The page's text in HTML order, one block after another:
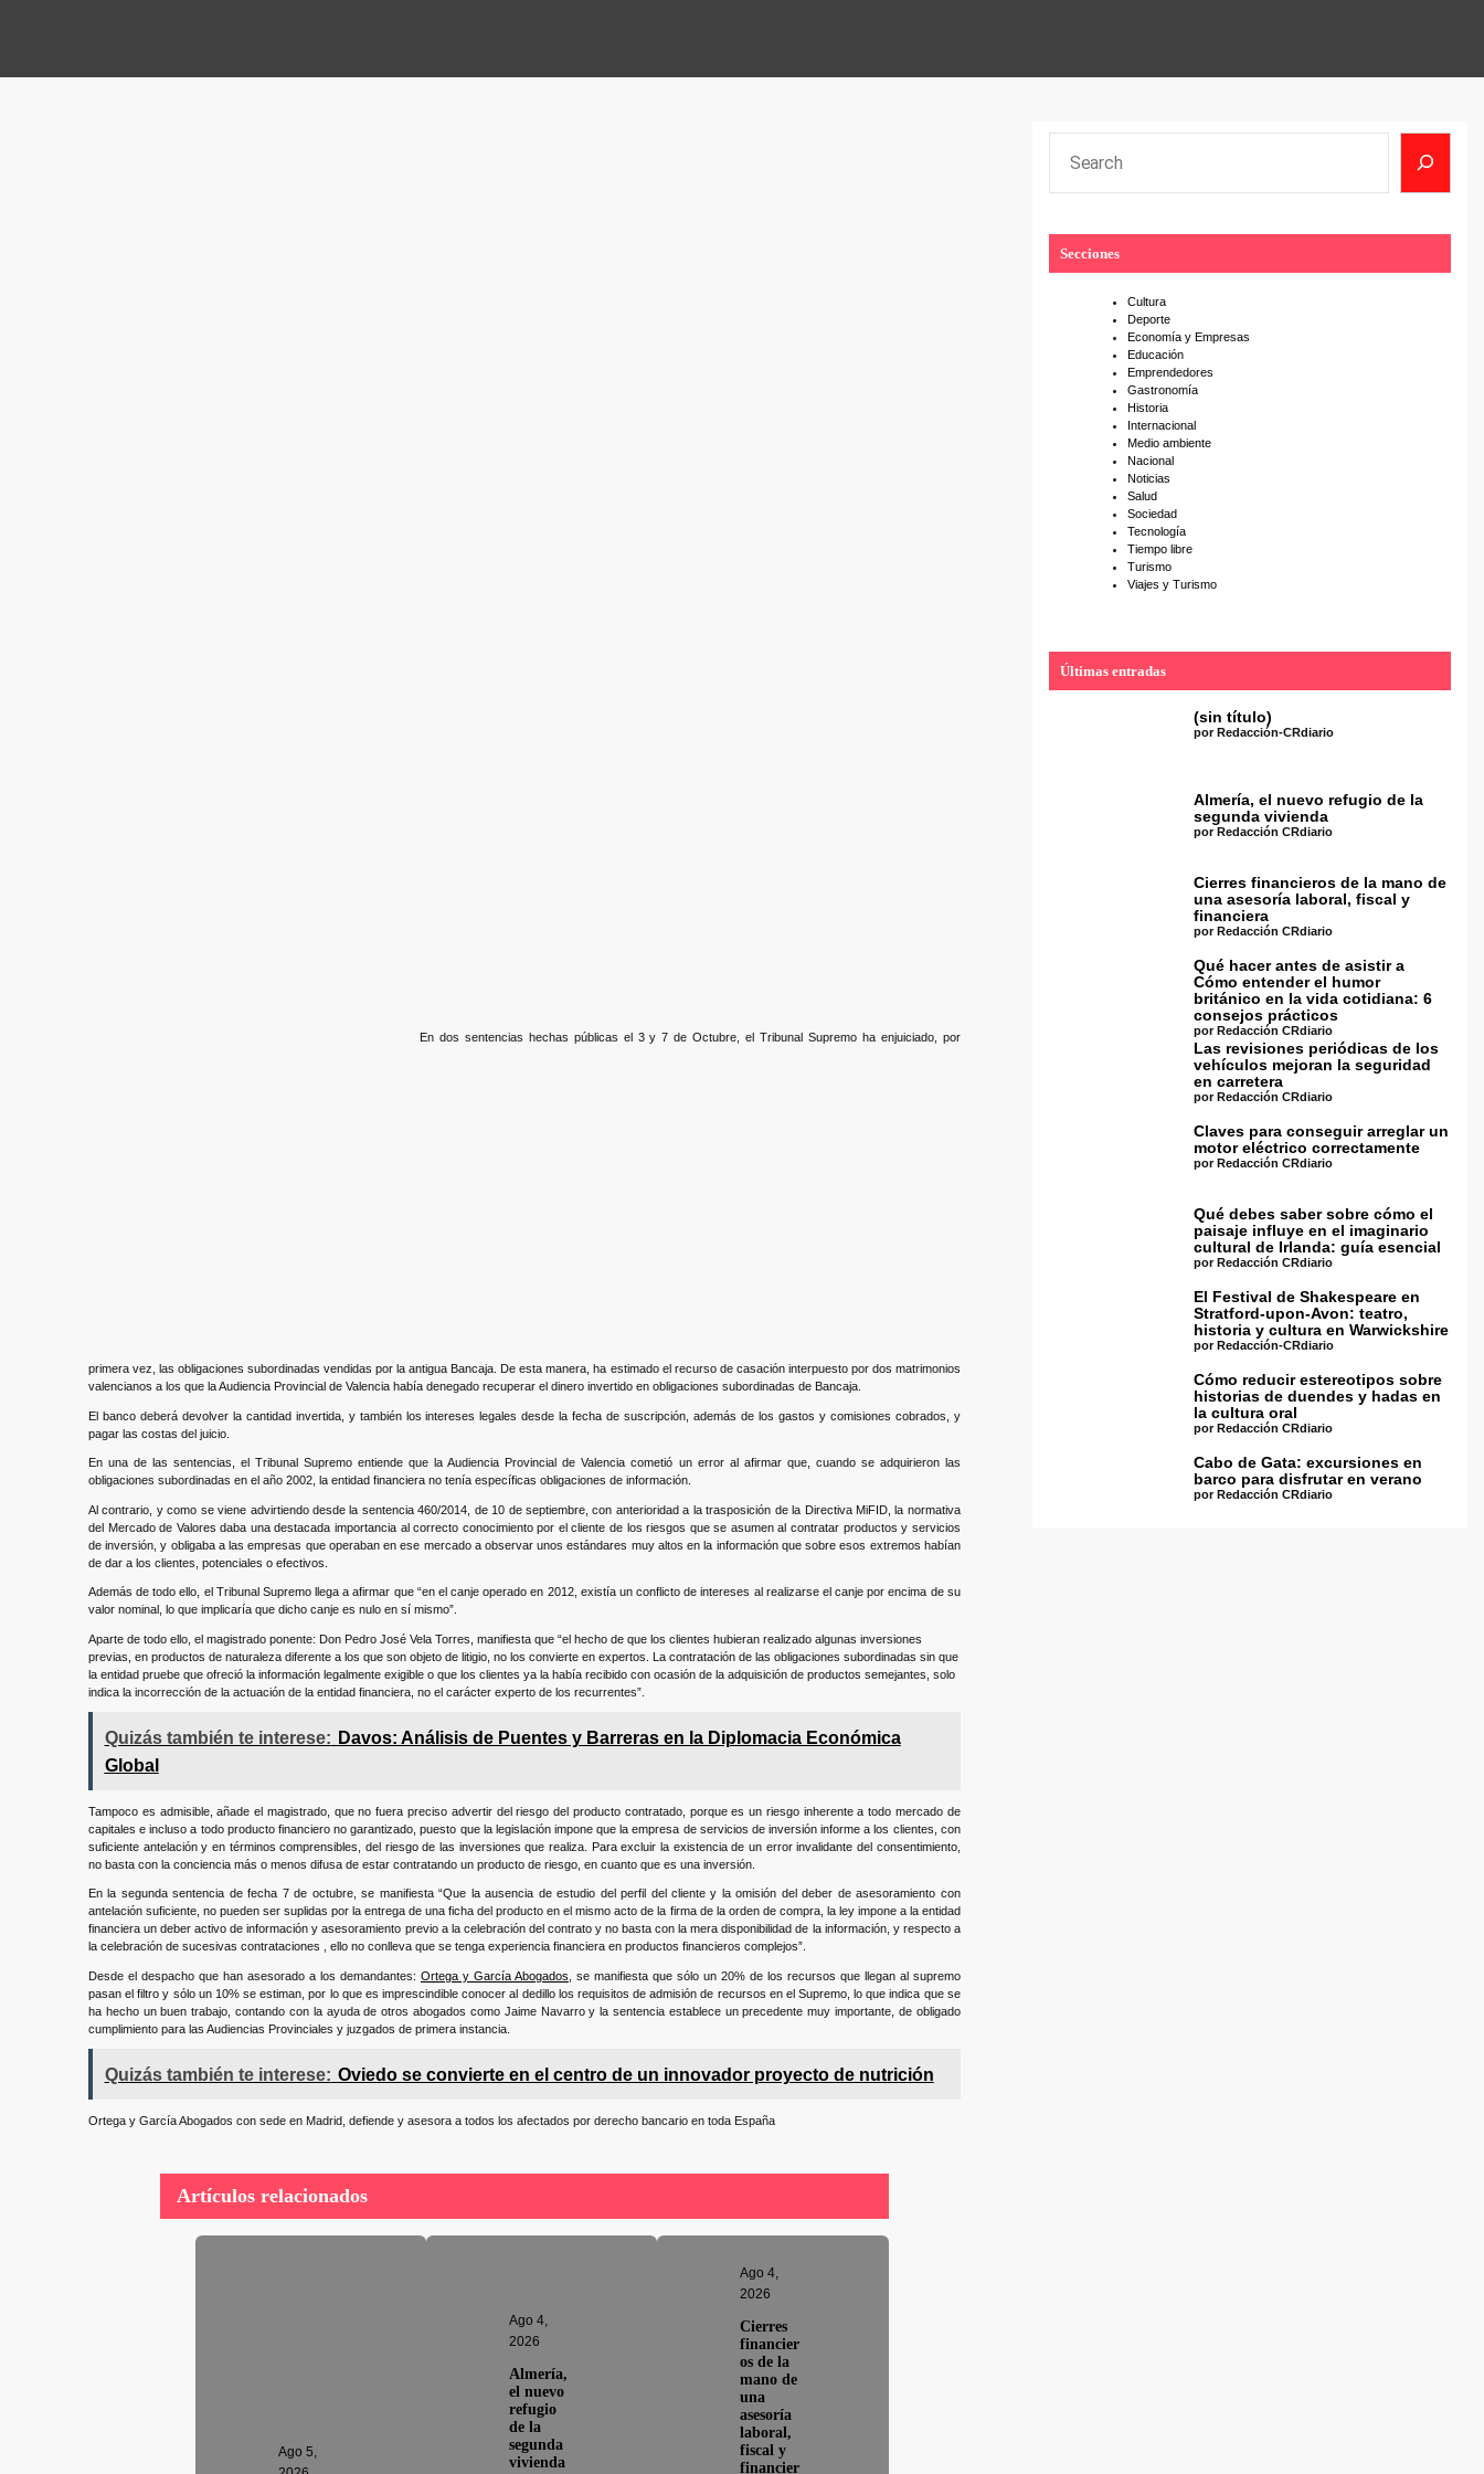
En dos sentencias hechas públicas el 3 y 7 de Octubre, el Tribunal Supremo ha enjuiciado, por
primera vez, las obligaciones subordinadas vendidas por la antigua Bancaja. De esta manera, ha estimado el recurso de casación interpuesto por dos matrimonios
valencianos a los que la Audiencia Provincial de Valencia había denegado recuperar el dinero invertido en obligaciones subordinadas de Bancaja.
El banco deberá devolver la cantidad invertida, y también los intereses legales desde la fecha de suscripción, además de los gastos y comisiones cobrados, y
pagar las costas del juicio.
En una de las sentencias, el Tribunal Supremo entiende que la Audiencia Provincial de Valencia cometió un error al afirmar que, cuando se adquirieron las
obligaciones subordinadas en el año 2002, la entidad financiera no tenía específicas obligaciones de información.
Al contrario, y como se viene advirtiendo desde la sentencia 460/2014, de 10 de septiembre, con anterioridad a la trasposición de la Directiva MiFID, la normativa
del Mercado de Valores daba una destacada importancia al correcto conocimiento por el cliente de los riesgos que se asumen al contratar productos y servicios
de inversión, y obligaba a las empresas que operaban en ese mercado a observar unos estándares muy altos en la información que sobre esos extremos habían
de dar a los clientes, potenciales o efectivos.
Además de todo ello, el Tribunal Supremo llega a afirmar que “en el canje operado en 2012, existía un conflicto de intereses al realizarse el canje por encima de su
valor nominal, lo que implicaría que dicho canje es nulo en sí mismo”.
Aparte de todo ello, el magistrado ponente: Don Pedro José Vela Torres, manifiesta que “el hecho de que los clientes hubieran realizado algunas inversiones
previas, en productos de naturaleza diferente a los que son objeto de litigio, no los convierte en expertos. La contratación de las obligaciones subordinadas sin que
la entidad pruebe que ofreció la información legalmente exigible o que los clientes ya la había recibido con ocasión de la adquisición de productos semejantes, solo
indica la incorrección de la actuación de la entidad financiera, no el carácter experto de los recurrentes”.
Quizás también te interese: Davos: Análisis de Puentes y Barreras en la Diplomacia Económica
Global
Tampoco es admisible, añade el magistrado, que no fuera preciso advertir del riesgo del producto contratado, porque es un riesgo inherente a todo mercado de
capitales e incluso a todo producto financiero no garantizado, puesto que la legislación impone que la empresa de servicios de inversión informe a los clientes, con
suficiente antelación y en términos comprensibles, del riesgo de las inversiones que realiza. Para excluir la existencia de un error invalidante del consentimiento,
no basta con la conciencia más o menos difusa de estar contratando un producto de riesgo, en cuanto que es una inversión.
En la segunda sentencia de fecha 7 de octubre, se manifiesta “Que la ausencia de estudio del perfil del cliente y la omisión del deber de asesoramiento con
antelación suficiente, no pueden ser suplidas por la entrega de una ficha del producto en el mismo acto de la firma de la orden de compra, la ley impone a la entidad
financiera un deber activo de información y asesoramiento previo a la celebración del contrato y no basta con la mera disponibilidad de la información, y respecto a
la celebración de sucesivas contrataciones , ello no conlleva que se tenga experiencia financiera en productos financieros complejos”.
Desde el despacho que han asesorado a los demandantes: Ortega y García Abogados , se manifiesta que sólo un 20% de los recursos que llegan al supremo
pasan el filtro y sólo un 10% se estiman, por lo que es imprescindible conocer al dedillo los requisitos de admisión de recursos en el Supremo, lo que indica que se
ha hecho un buen trabajo, contando con la ayuda de otros abogados como Jaime Navarro y la sentencia establece un precedente muy importante, de obligado
cumplimiento para las Audiencias Provinciales y juzgados de primera instancia.
Quizás también te interese: Oviedo se convierte en el centro de un innovador proyecto de nutrición
Ortega y García Abogados con sede en Madrid, defiende y asesora a todos los afectados por derecho bancario en toda España
Artículos relacionados
Ago 5,
Ago 4,
2026
Almería,
el nuevo
refugio
de la
segunda
vivienda
Ago 4,
2026
Cierres
financier
os de la
mano de
una
asesoría
laboral,
fiscal y
financier
Secciones
Cultura
Deporte
Economía y Empresas
Educación
Emprendedores
Gastronomía
Historia
Internacional
Medio ambiente
Nacional
Noticias
Salud
Sociedad
Tecnología
Tiempo libre
Turismo
Viajes y Turismo
Últimas entradas
(sin título)
por Redacción-CRdiario
Almería, el nuevo refugio de la
segunda vivienda
por Redacción CRdiario
Cierres financieros de la mano de
una asesoría laboral, fiscal y
financiera
por Redacción CRdiario
Qué hacer antes de asistir a
Cómo entender el humor
británico en la vida cotidiana: 6
consejos prácticos
por Redacción CRdiario
Las revisiones periódicas de los
vehículos mejoran la seguridad
en carretera
por Redacción CRdiario
Claves para conseguir arreglar un
motor eléctrico correctamente
por Redacción CRdiario
Qué debes saber sobre cómo el
paisaje influye en el imaginario
cultural de Irlanda: guía esencial
por Redacción CRdiario
El Festival de Shakespeare en
Stratford-upon-Avon: teatro,
historia y cultura en Warwickshire
por Redacción-CRdiario
Cómo reducir estereotipos sobre
historias de duendes y hadas en
la cultura oral
por Redacción CRdiario
Cabo de Gata: excursiones en
barco para disfrutar en verano
por Redacción CRdiario